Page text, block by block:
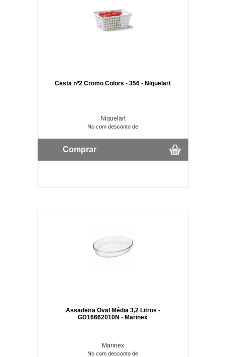
Cesta nº2 Cromo Colors - 356 - Niquelart
Niquelart
No com desconto de
Comprar
Assadeira Oval Média 3,2 Litros -
GD16662010N - Marinex
Marinex
No com desconto de